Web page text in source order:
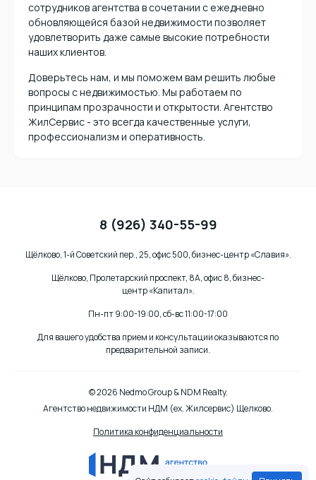
сотрудников агентства в сочетании с ежедневно
обновляющейся базой недвижимости позволяет
удовлетворить даже самые высокие потребности
наших клиентов.
Доверьтесь нам, и мы поможем вам решить любые
вопросы с недвижимостью. Мы работаем по
принципам прозрачности и открытости. Агентство
ЖилСервис - это всегда качественные услуги,
профессионализм и оперативность.
8 (926) 340-55-99
Щёлково, 1-й Советский пер., 25, офис 500, бизнес-центр «Славия».
Щёлково, Пролетарский проспект, 8А, офис 8, бизнес-
центр «Капитал».
Пн-пт 9:00-19:00, сб-вс 11:00-17:00
Для вашего удобства прием и консультации оказываются по
предварительной записи.
© 2026 Nedmo Group & NDM Realty.
Агентство недвижимости НДМ (ex. Жилсервис) Щелково.
Политика конфиденциальности